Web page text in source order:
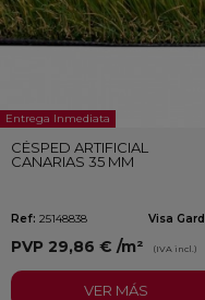
Entrega Inmediata
CÉSPED ARTIFICIAL
CANARIAS 35 MM
Ref: 25148838 Visa
PVP 29,86 € /m² (IVA incl.)
VER MÁS